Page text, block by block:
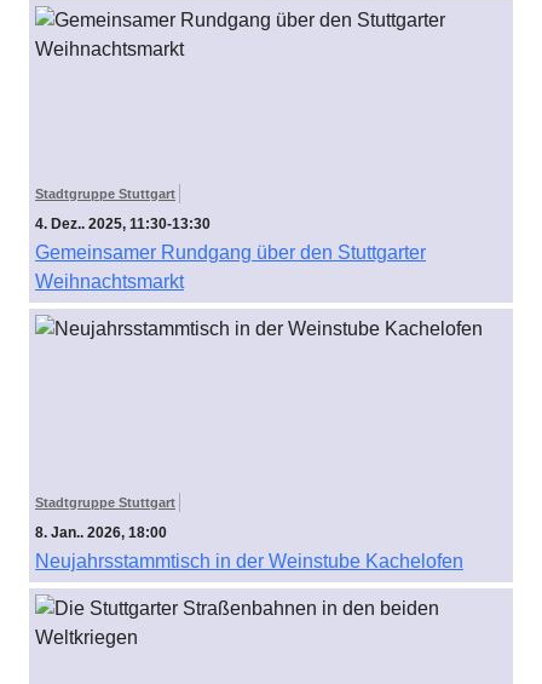
Stadtgruppe Stuttgart
4. Dez.. 2025, 11:30-13:30
Gemeinsamer Rundgang über den Stuttgarter
Weihnachtsmarkt
Stadtgruppe Stuttgart
8. Jan.. 2026, 18:00
Neujahrsstammtisch in der Weinstube Kachelofen